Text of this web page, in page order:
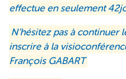
effectue en seulement
N’hésitez pas à continuer
inscrire à la
François GABART